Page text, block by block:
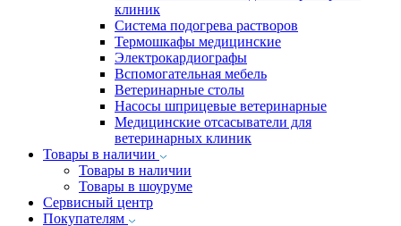
клиник
Система подогрева растворов
Термошкафы медицинские
Электрокардиографы
Вспомогательная мебель
Ветеринарные столы
Насосы шприцевые ветеринарные
Медицинские отсасыватели для
ветеринарных клиник
Товары в наличии
Товары в наличии
Товары в шоуруме
Сервисный центр
Покупателям